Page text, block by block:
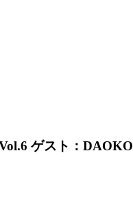
ゲスト：